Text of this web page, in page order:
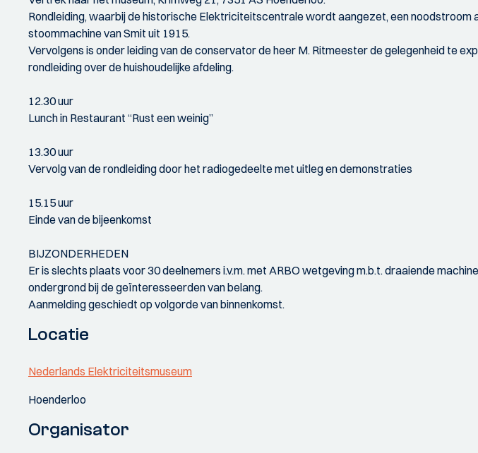
Rondleiding, waarbij de historische Elektriciteitscentrale wordt aangezet, een
stoommachine van Smit uit 1915.
Vervolgens is onder leiding van de conservator de heer M. Ritmeester de gelegenheid te
rondleiding over de huishoudelijke afdeling.
12.30 uur
Lunch in Restaurant “Rust een weinig”
13.30 uur
Vervolg van de rondleiding door het radiogedeelte met uitleg en demonstraties
15.15 uur
Einde van de bijeenkomst
BIJZONDERHEDEN
Er is slechts plaats voor 30 deelnemers i.v.m. met ARBO wetgeving m.b.t. draaiende
ondergrond bij de geïnteresseerden van belang.
Aanmelding geschiedt op volgorde van binnenkomst.
Locatie
Nederlands Elektriciteitsmuseum
Hoenderloo
Organisator